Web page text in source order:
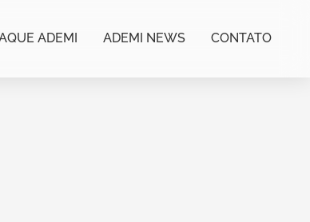
ADEMI ADEMI NEWS CONTATO